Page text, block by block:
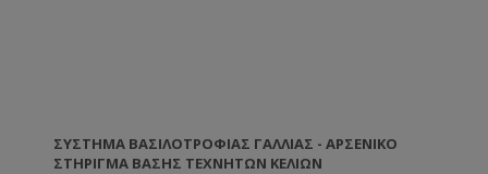
ΣΎΣΤΗΜΑ ΒΑΣΙΛΟΤΡΟΦΊΑΣ ΓΑΛΛΊΑΣ - ΑΡΣΕΝΙΚΌ
ΣΤΉΡΙΓΜΑ ΒΆΣΗΣ ΤΕΧΝΗΤΏΝ ΚΕΛΙΏΝ